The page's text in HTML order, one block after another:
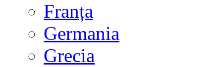
Franța
Germania
Grecia